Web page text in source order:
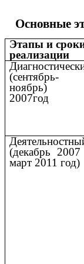
Основные
Этапы и
реализации
(сентябрь-
ноябрь)
2007год
(декабрь
март 2011 год)